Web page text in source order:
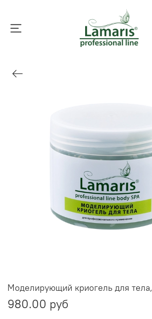
Моделирующий криогель для
980.00 руб